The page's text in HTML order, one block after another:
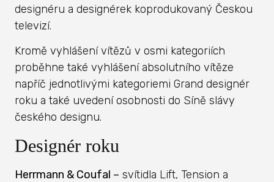
designéru a designérek koprodukovaný Českou
televizí.
Kromě vyhlášení vítězů v osmi kategoriích
proběhne také vyhlášení absolutního vítěze
napříč jednotlivými kategoriemi Grand designér
roku a také uvedení osobnosti do Síně slávy
českého designu.
Designér roku
Herrmann & Coufal – svítidla Lift, Tension a